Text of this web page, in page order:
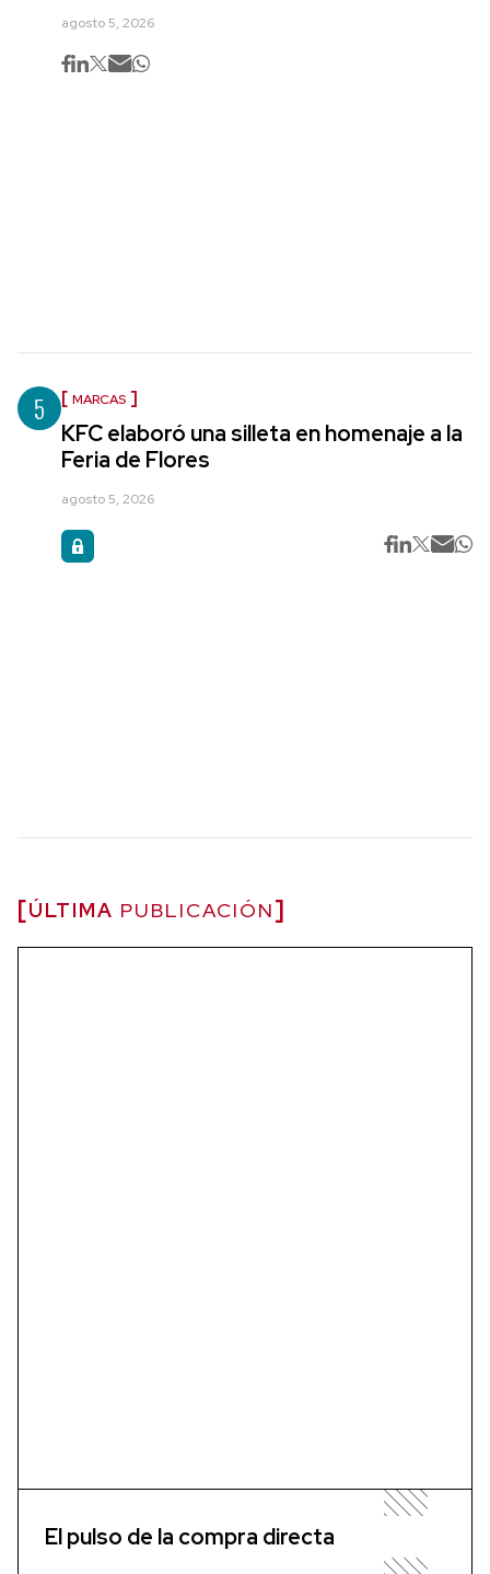
agosto 5, 2026
5 MARCAS
KFC elaboró una silleta en homenaje a la
Feria de Flores
agosto 5, 2026
ÚLTIMA PUBLICACIÓN
El pulso de la compra directa